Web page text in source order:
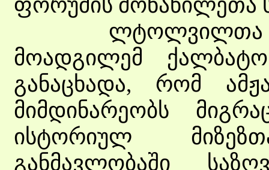
ფორუმის მონაწილეთა
ლტოლვილთა და
მოადგილემ
განაცხადა, რომ
მიმდინარეობს
ისტორიულ
განმავლობაში